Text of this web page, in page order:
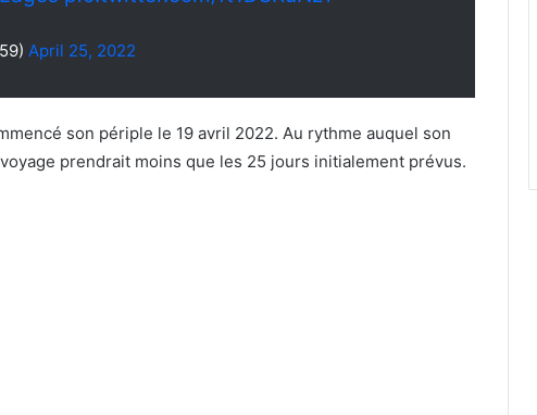
April 25, 2022
son périple le 19 avril 2022. Au rythme auquel son
prendrait moins que les 25 jours initialement prévus.